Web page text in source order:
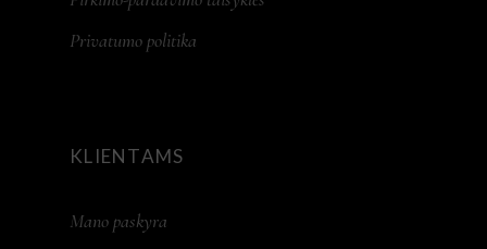
Privatumo politika
KLIENTAMS
Mano paskyra